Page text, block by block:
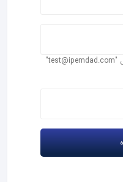
در صورتی که ایمیل ندارید، لطفاً ایمیل "test@ipemdad.com"